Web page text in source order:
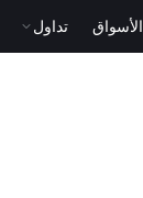
الأسواق تداول